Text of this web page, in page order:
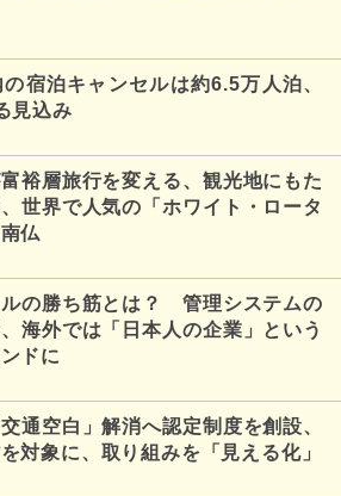
宿泊キャンセルは約6.5万人泊、
見込み
裕層旅行を変える、観光地にもた
世界で人気の「ホワイト・ロータ
仏
の勝ち筋とは？ 管理システムの
海外では「日本人の企業」という
ドに
通空白」解消へ認定制度を創設、
対象に、取り組みを「見える化」